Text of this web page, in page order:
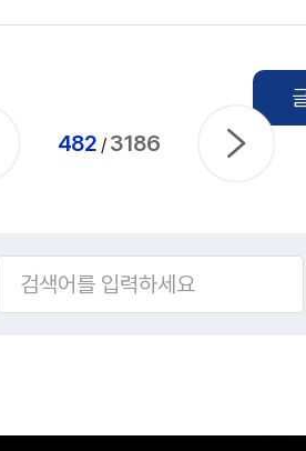
482 / 3186